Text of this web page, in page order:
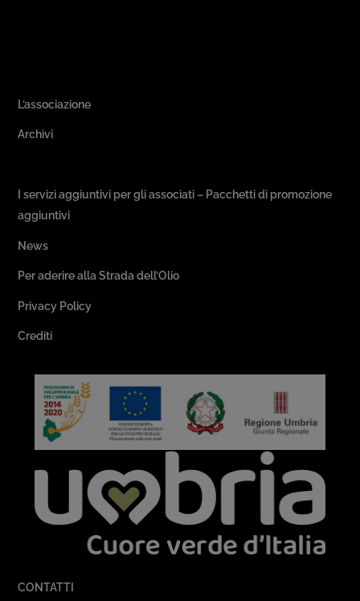
L’associazione
Archivi
I servizi aggiuntivi per gli associati – Pacchetti di promozione
aggiuntivi
News
Per aderire alla Strada dell’Olio
Privacy Policy
Crediti
CONTATTI